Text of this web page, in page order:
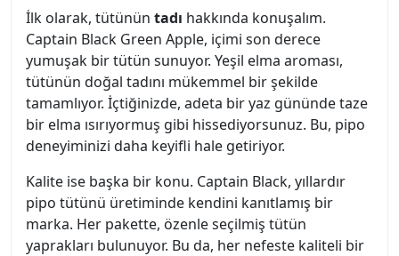
İlk olarak, tütünün tadı hakkında konuşalım.
Captain Black Green Apple, içimi son derece
yumuşak bir tütün sunuyor. Yeşil elma aroması,
tütünün doğal tadını mükemmel bir şekilde
tamamlıyor. İçtiğinizde, adeta bir yaz gününde taze
bir elma ısırıyormuş gibi hissediyorsunuz. Bu, pipo
deneyiminizi daha keyifli hale getiriyor.
Kalite ise başka bir konu. Captain Black, yıllardır
pipo tütünü üretiminde kendini kanıtlamış bir
marka. Her pakette, özenle seçilmiş tütün
yaprakları bulunuyor. Bu da, her nefeste kaliteli bir